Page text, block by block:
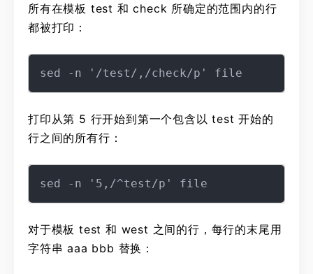
所有在模板 test 和 check 所确定的范围内的行
都被打印：
打印从第 5 行开始到第一个包含以 test 开始的
行之间的所有行：
对于模板 test 和 west 之间的行，每行的末尾用
字符串 aaa bbb 替换：